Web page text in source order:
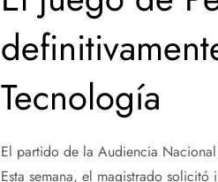
Tecnología
El partido de la Audiencia
Esta semana, el magistrado